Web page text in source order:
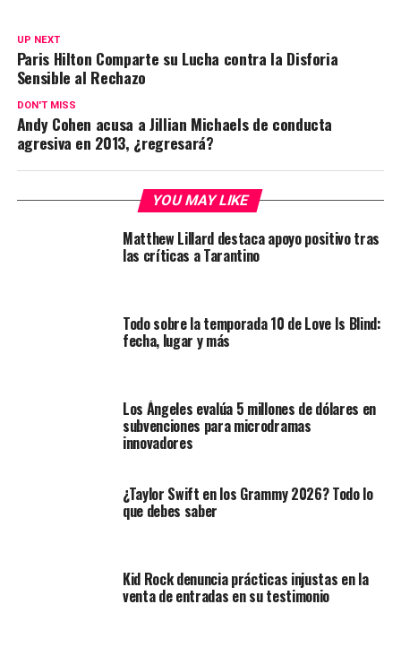
UP NEXT
Paris Hilton Comparte su Lucha contra la Disforia
Sensible al Rechazo
DON'T MISS
Andy Cohen acusa a Jillian Michaels de conducta
agresiva en 2013, ¿regresará?
YOU MAY LIKE
Matthew Lillard destaca apoyo positivo tras
las críticas a Tarantino
Todo sobre la temporada 10 de Love Is Blind:
fecha, lugar y más
Los Ángeles evalúa 5 millones de dólares en
subvenciones para microdramas
innovadores
¿Taylor Swift en los Grammy 2026? Todo lo
que debes saber
Kid Rock denuncia prácticas injustas en la
venta de entradas en su testimonio